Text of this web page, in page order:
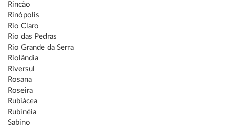
Rincão
Rinópolis
Rio Claro
Rio das Pedras
Rio Grande da Serra
Riolândia
Riversul
Rosana
Roseira
Rubiácea
Rubinéia
Sabino